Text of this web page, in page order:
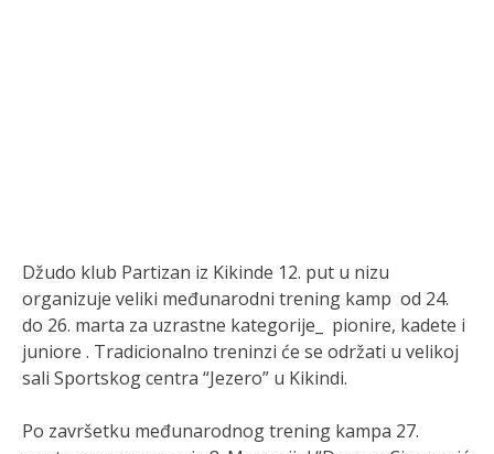
Džudo klub Partizan iz Kikinde 12. put u nizu
organizuje veliki međunarodni trening kamp od 24.
do 26. marta za uzrastne kategorije_ pionire, kadete i
juniore . Tradicionalno treninzi će se održati u velikoj
sali Sportskog centra “Jezero” u Kikindi.
Po završetku međunarodnog trening kampa 27.